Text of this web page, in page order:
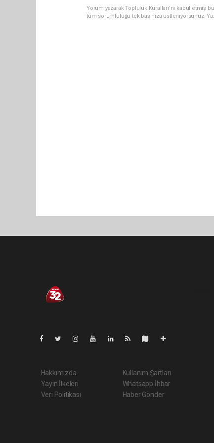
Yorum yazarak Topluluk Kuralları’nı kabul etmiş
tüm sorumluluğu tek başınıza üstleniyorsunuz.
Hakkımızda
Yayın İlkeleri
Veri Politikası
Kullanım Şartları
Whatsapp İhbar
Haber Gönder